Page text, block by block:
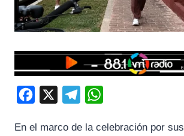
c
l
a
En el marco de la celebración por sus